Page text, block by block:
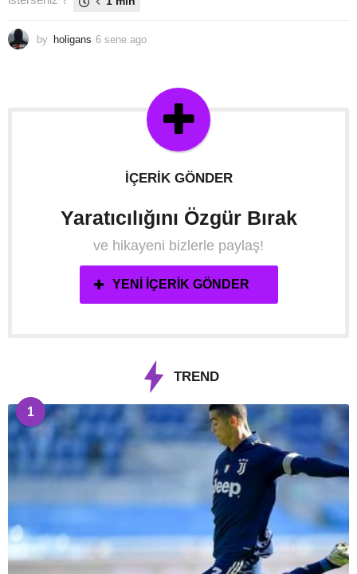
by holigans 6 sene ago
e
a
g
İÇERIK GÖNDER
Yaratıcılığını Özgür Bırak
ve hikayeni bizlerle paylaş!
YENI İÇERIK GÖNDER
TREND
1